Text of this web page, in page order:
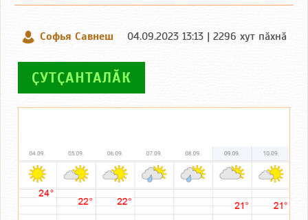
Софья Савнеш 04.09.2023 13:13 | 2296 хут пӑхнӑ
ҪУТҪАНТАЛӐК